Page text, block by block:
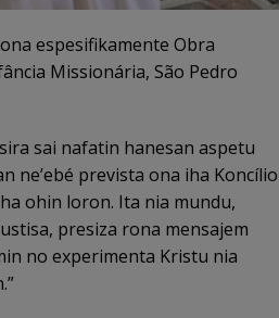
espesifikamente Obra
Missionária, São Pedro
sai nafatin hanesan aspetu
ne’ebé prevista ona iha Koncílio
ohin loron. Ita nia mundu,
presiza rona mensajem
no experimenta Kristu nia